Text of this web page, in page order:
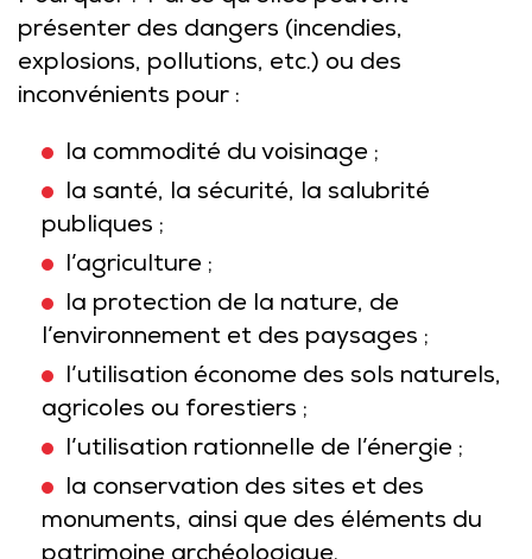
présenter des dangers (incendies,
explosions, pollutions, etc.) ou des
inconvénients pour :
la commodité du voisinage ;
la santé, la sécurité, la salubrité
publiques ;
l’agriculture ;
la protection de la nature, de
l’environnement et des paysages ;
l’utilisation économe des sols naturels,
agricoles ou forestiers ;
l’utilisation rationnelle de l’énergie ;
la conservation des sites et des
monuments, ainsi que des éléments du